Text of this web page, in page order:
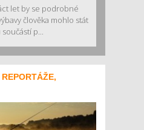
let by se podrobné
člověka mohlo stát
p...